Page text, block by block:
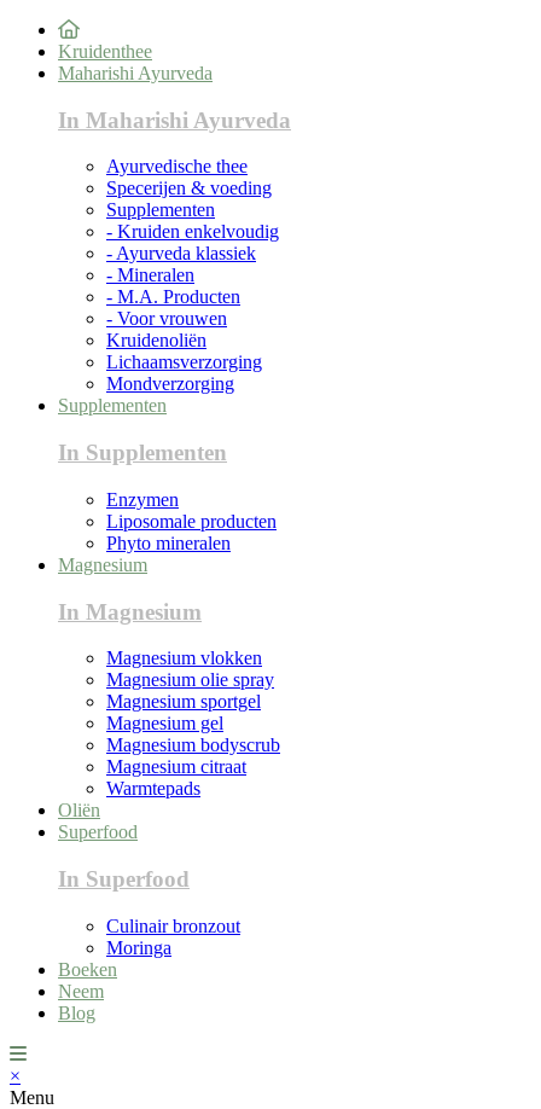
Kruidenthee
Maharishi Ayurveda
In Maharishi Ayurveda
Ayurvedische thee
Specerijen & voeding
Supplementen
- Kruiden enkelvoudig
- Ayurveda klassiek
- Mineralen
- M.A. Producten
- Voor vrouwen
Kruidenoliën
Lichaamsverzorging
Mondverzorging
Supplementen
In Supplementen
Enzymen
Liposomale producten
Phyto mineralen
Magnesium
In Magnesium
Magnesium vlokken
Magnesium olie spray
Magnesium sportgel
Magnesium gel
Magnesium bodyscrub
Magnesium citraat
Warmtepads
Oliën
Superfood
In Superfood
Culinair bronzout
Moringa
Boeken
Neem
Blog
×
Menu